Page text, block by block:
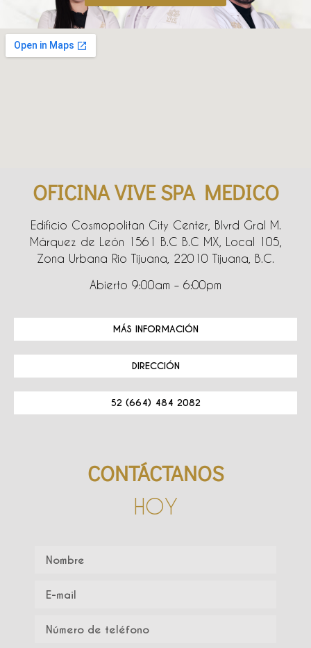
OFICINA VIVE SPA MEDICO
Edificio Cosmopolitan City Center, Blvrd Gral M.
Márquez de León 1561 B.C B.C MX, Local 105,
Zona Urbana Rio Tijuana, 22010 Tijuana, B.C.
Abierto 9:00am – 6:00pm
MÁS INFORMACIÓN
DIRECCIÓN
52 (664) 484 2082
CONTÁCTANOS
HOY